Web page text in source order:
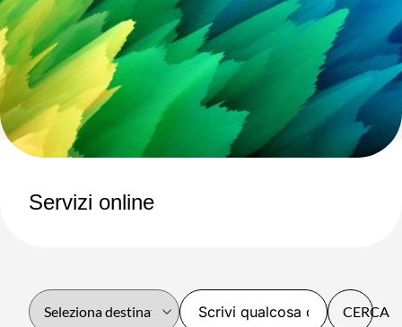
Servizi online
CERCA